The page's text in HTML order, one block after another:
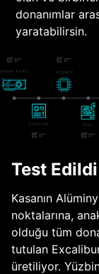
donanımlar
yaratabilirsin.
Test
Kasanın
noktalarına,
olduğu tüm
tutulan
üretiliyor.